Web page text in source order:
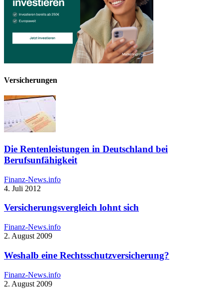
Versicherungen
Die Rentenleistungen in Deutschland bei
Berufsunfähigkeit
Finanz-News.info
4. Juli 2012
Versicherungsvergleich lohnt sich
Finanz-News.info
2. August 2009
Weshalb eine Rechtsschutzversicherung?
Finanz-News.info
2. August 2009